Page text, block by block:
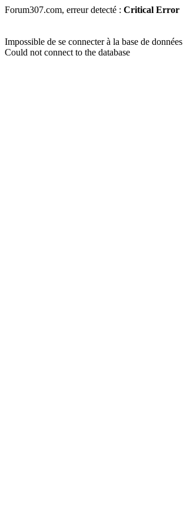
Forum307.com, erreur detecté : Critical Error
Impossible de se connecter à la base de données
Could not connect to the database